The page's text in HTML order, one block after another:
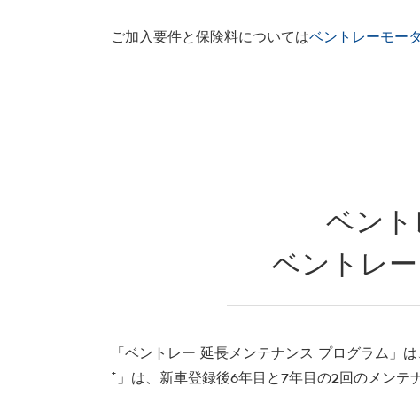
ご加入要件と保険料についてはベントレーモー
ベント
ベントレ
「ベントレー 延長メンテナンス プログラム」
⁺」は、新車登録後6年目と7年目の2回のメンテ